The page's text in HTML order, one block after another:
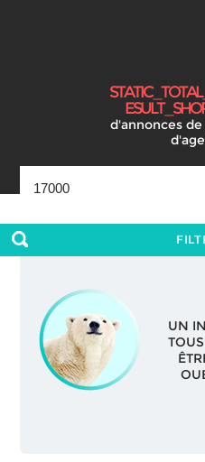
STAT
I
C_TOTA
L
ESUL
T_SH
d'annonces
UN